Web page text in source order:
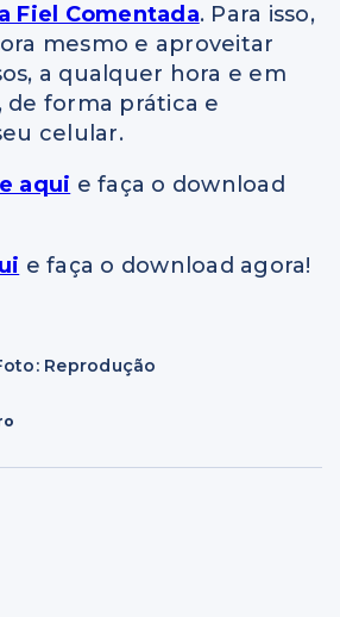
Fiel Comentada. Para isso,
mesmo e aproveitar
a qualquer hora e em
forma prática e
celular.
aqui e faça o download
e faça o download agora!
Reprodução